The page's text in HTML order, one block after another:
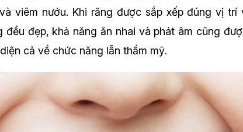
viêm nướu. Khi răng được sắp xếp đúng vị
đều đẹp, khả năng ăn nhai và phát âm cũng
cả về chức năng lẫn thẩm mỹ.